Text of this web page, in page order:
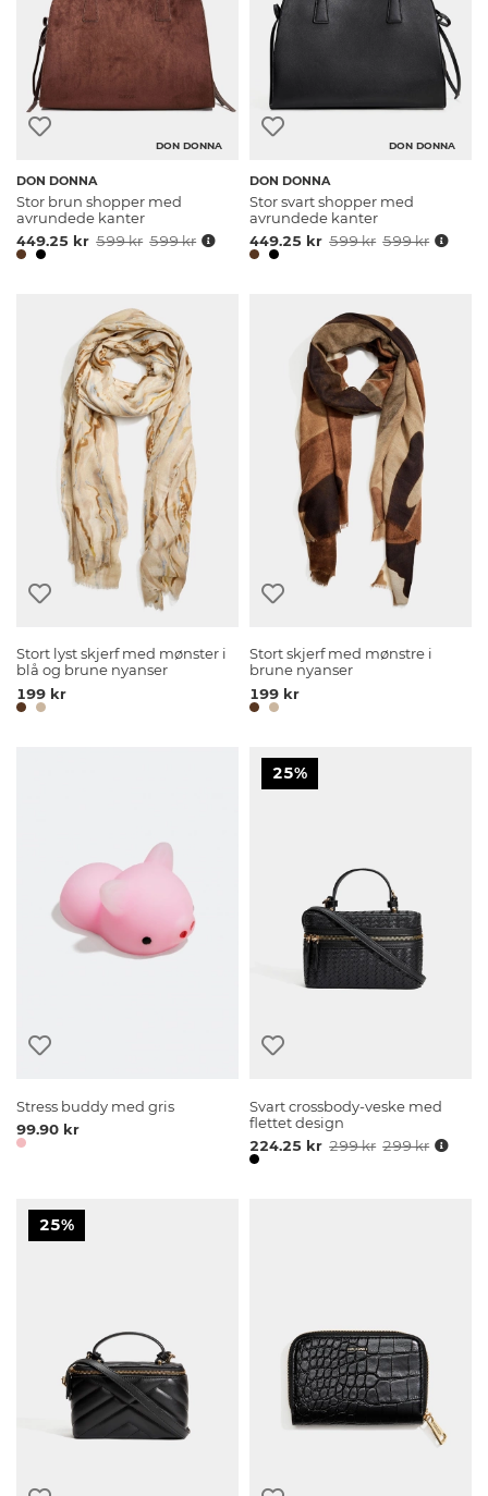
DON DONNA
DON DONNA
Stor brun shopper med
avrundede kanter
449.25 kr 599 kr 599 kr
DON DONNA
DON DONNA
Stor svart shopper med
avrundede kanter
449.25 kr 599 kr 599 kr
Stort lyst skjerf med mønster i
blå og brune nyanser
199 kr
Stort skjerf med mønstre i
brune nyanser
199 kr
Stress buddy med gris
99.90 kr
25%
Svart crossbody-veske med
flettet design
224.25 kr 299 kr 299 kr
25%